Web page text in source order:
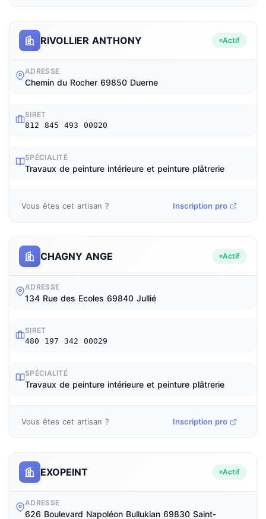
RIVOLLIER ANTHONY Actif
ADRESSE
Chemin du Rocher 69850 Duerne
SIRET
812 845 493 00020
SPÉCIALITÉ
Travaux de peinture intérieure et peinture plâtrerie
Vous êtes cet artisan ? Inscription pro
CHAGNY ANGE Actif
ADRESSE
134 Rue des Ecoles 69840 Jullié
SIRET
480 197 342 00029
SPÉCIALITÉ
Travaux de peinture intérieure et peinture plâtrerie
Vous êtes cet artisan ? Inscription pro
EXOPEINT Actif
ADRESSE
626 Boulevard Napoléon Bullukian 69830 Saint-